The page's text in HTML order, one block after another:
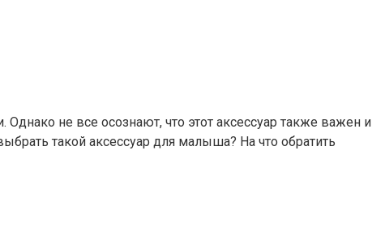
не все осознают, что этот аксессуар также важен и
такой аксессуар для малыша? На что обратить